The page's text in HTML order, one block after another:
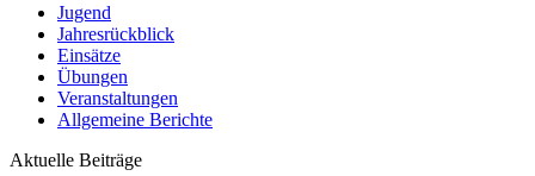
Jugend
Jahresrückblick
Einsätze
Übungen
Veranstaltungen
Allgemeine Berichte
Aktuelle Beiträge